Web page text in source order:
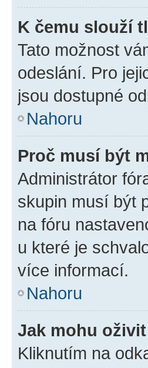
K čemu slouží
Tato možnost
odeslání. Pro
jsou dostupné
Nahoru
Proč musí být
Administrátor
skupin musí být
na fóru
u které je
více informací.
Nahoru
Jak mohu
Kliknutím na